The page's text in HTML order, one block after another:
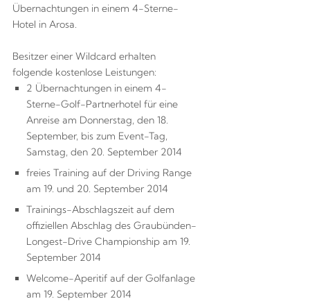
Übernachtungen in einem 4-Sterne-
Hotel in Arosa.
Besitzer einer Wildcard erhalten
folgende kostenlose Leistungen:
2 Übernachtungen in einem 4-
Sterne-Golf-Partnerhotel für eine
Anreise am Donnerstag, den 18.
September, bis zum Event-Tag,
Samstag, den 20. September 2014
freies Training auf der Driving Range
am 19. und 20. September 2014
Trainings-Abschlagszeit auf dem
offiziellen Abschlag des Graubünden-
Longest-Drive Championship am 19.
September 2014
Welcome-Aperitif auf der Golfanlage
am 19. September 2014